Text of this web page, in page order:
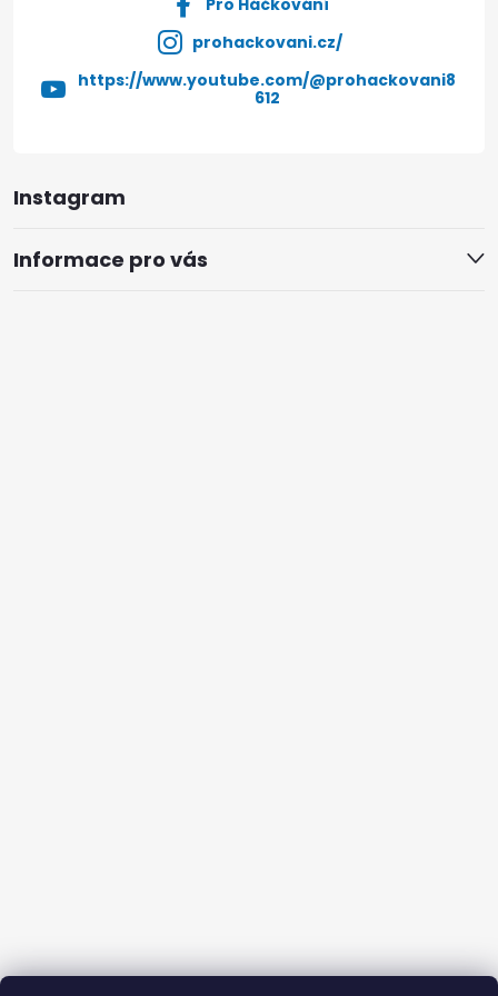
Instagram
Informace pro vás
prohackovani.cz/
https://www.youtube.com/@prohackovani8
612